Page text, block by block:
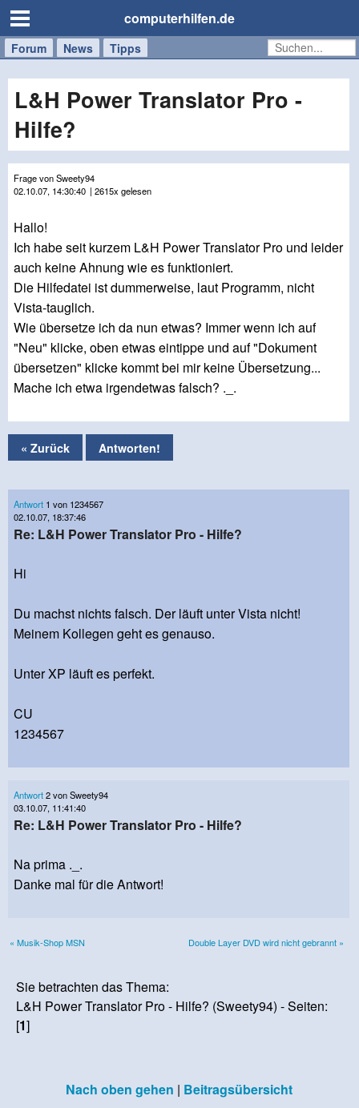
computerhilfen.de
Forum News Tipps
Handy
Tablet
Windows
Mac
L&H Power Translator Pro -
Hilfe?
Frage von Sweety94
02.10.07, 14:30:40 | 2615x gelesen
Hallo!
Ich habe seit kurzem L&H Power Translator Pro und leider
auch keine Ahnung wie es funktioniert.
Die Hilfedatei ist dummerweise, laut Programm, nicht
Vista-tauglich.
Wie übersetze ich da nun etwas? Immer wenn ich auf
"Neu" klicke, oben etwas eintippe und auf "Dokument
übersetzen" klicke kommt bei mir keine Übersetzung...
Mache ich etwa irgendetwas falsch? ._.
« Zurück Antworten!
Antwort 1 von 1234567
02.10.07, 18:37:46
Re: L&H Power Translator Pro - Hilfe?
Hi
Du machst nichts falsch. Der läuft unter Vista nicht!
Meinem Kollegen geht es genauso.
Unter XP läuft es perfekt.
CU
1234567
Antwort2 von Sweety94
03.10.07, 11:41:40
Re: L&H Power Translator Pro - Hilfe?
Na prima ._.
Danke mal für die Antwort!
« Musik-Shop MSN Double Layer DVD wird nicht gebrannt »
Sie betrachten das Thema:
L&H Power Translator Pro - Hilfe? (Sweety94) - Seiten:
[1]
Nach oben gehen | Beitragsübersicht